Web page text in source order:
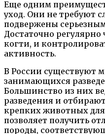
Еще одним
уход. Они не требуют
подвержены
Достаточно
когти, и
активность.
В России существуют
занимающихся
Большинство из них
разведения и
крепких животных
позволяет получить
породы,